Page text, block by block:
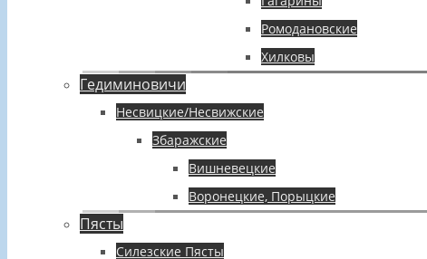
Ромодановские
Хилковы
Гедиминовичи
Несвицкие/Несвижские
Збаражские
Вишневецкие
Воронецкие, Порыцкие
Пясты
Силезские Пясты